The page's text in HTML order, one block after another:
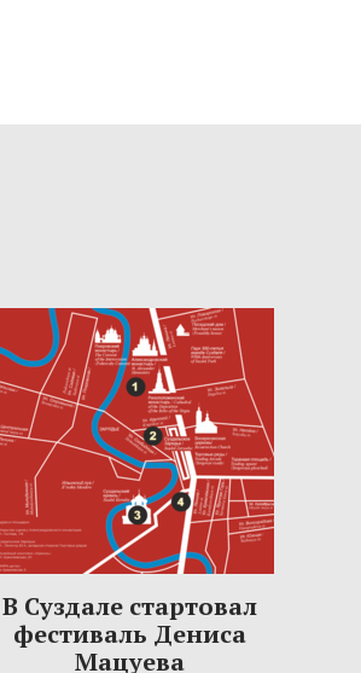
В Суздале стартовал
фестиваль Дениса
Мацуева